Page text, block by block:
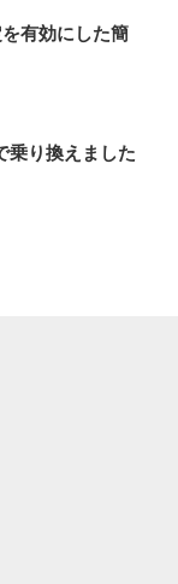
有効にした簡
乗り換えました